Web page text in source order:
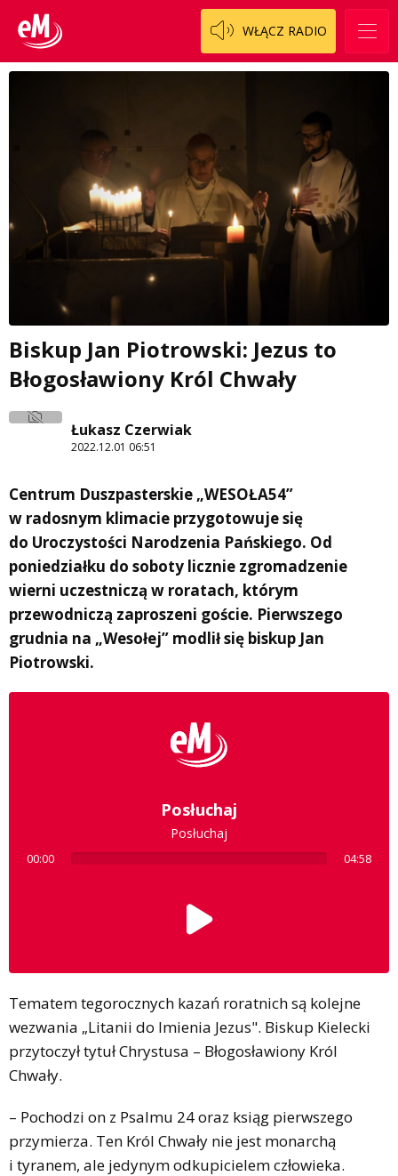
WŁĄCZ RADIO
Biskup Jan Piotrowski: Jezus to
Błogosławiony Król Chwały
Łukasz Czerwiak
2022.12.01 06:51
Centrum Duszpasterskie „WESOŁA54”
w radosnym klimacie przygotowuje się
do Uroczystości Narodzenia Pańskiego. Od
poniedziałku do soboty licznie zgromadzenie
wierni uczestniczą w roratach, którym
przewodniczą zaproszeni goście. Pierwszego
grudnia na „Wesołej” modlił się biskup Jan
Piotrowski.
Posłuchaj
Posłuchaj
00:00 04:58
Tematem tegorocznych kazań roratnich są kolejne
wezwania „Litanii do Imienia Jezus". Biskup Kielecki
przytoczył tytuł Chrystusa – Błogosławiony Król
Chwały.
– Pochodzi on z Psalmu 24 oraz ksiąg pierwszego
przymierza. Ten Król Chwały nie jest monarchą
i tyranem, ale jedynym odkupicielem człowieka.